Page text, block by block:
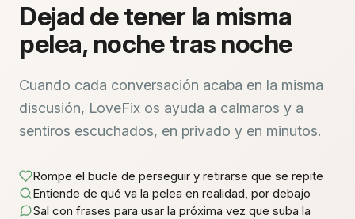
Dejad de tener la misma
pelea, noche tras noche
Cuando cada conversación acaba en la misma
discusión, LoveFix os ayuda a calmaros y a
sentiros escuchados, en privado y en minutos.
Rompe el bucle de perseguir y retirarse que se repite
Entiende de qué va la pelea en realidad, por debajo
Sal con frases para usar la próxima vez que suba la